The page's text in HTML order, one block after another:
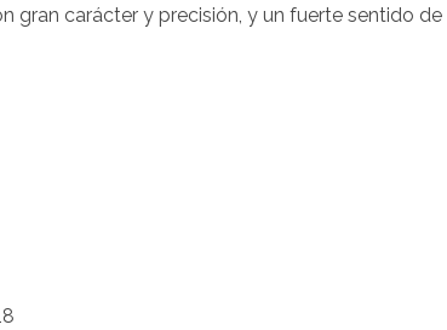
gran carácter y precisión, y un fuerte sentido de